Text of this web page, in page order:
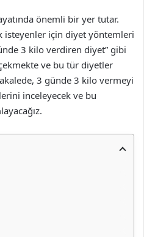
önemli bir yer tutar.
isteyenler için diyet yöntemleri
3 kilo verdiren diyet” gibi
ve bu tür diyetler
3 günde 3 kilo vermeyi
inceleyecek ve bu